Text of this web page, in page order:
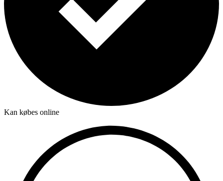
Kan købes online